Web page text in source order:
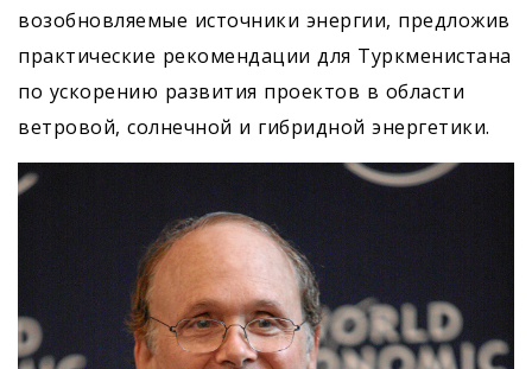
возобновляемые источники энергии, предложив
практические рекомендации для Туркменистана
по ускорению развития проектов в области
ветровой, солнечной и гибридной энергетики.